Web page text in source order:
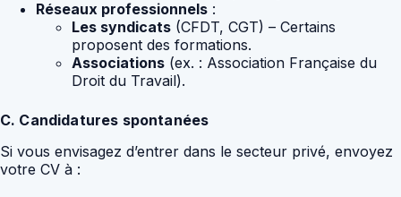
Réseaux professionnels :
Les syndicats (CFDT, CGT) – Certains
proposent des formations.
Associations (ex. : Association Française du
Droit du Travail).
C. Candidatures spontanées
Si vous envisagez d’entrer dans le secteur privé, envoyez
votre CV à :